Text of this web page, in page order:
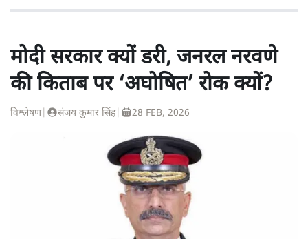
मोदी सरकार क्यों डरी, जनरल नरवणे
की किताब पर ‘अघोषित’ रोक क्यों?
विश्लेषण| संजय कुमार सिंह| 28 FEB, 2026